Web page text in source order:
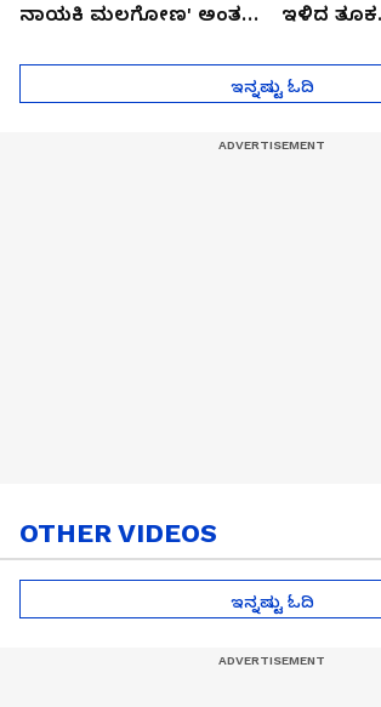
ನಾಯಕಿ ಮಲಗೋಣ' ಅಂತ
ಇಳಿದ
ಇನ್ನಷ್ಟು ಓದಿ
OTHER VIDEOS
ಇನ್ನಷ್ಟು ಓದಿ